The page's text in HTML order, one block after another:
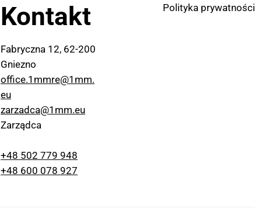
Znajdź przestrzeń dla
swojego biznesu
Kontakt
Fabryczna 12, 62-200
Gniezno
office.1mmre@1mm.
eu
zarzadca@1mm.eu
Zarządca
+48 502 779 948
+48 600 078 927
Polityka prywatności